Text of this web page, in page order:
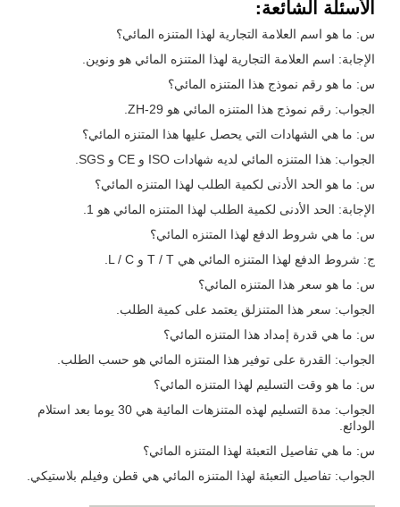
الأسئلة الشائعة:
س: ما هو اسم العلامة التجارية لهذا المتنزه المائي؟
الإجابة: اسم العلامة التجارية لهذا المتنزه المائي هو ونوين.
س: ما هو رقم نموذج هذا المتنزه المائي؟
الجواب: رقم نموذج هذا المتنزه المائي هو ZH-29.
س: ما هي الشهادات التي يحصل عليها هذا المتنزه المائي؟
الجواب: هذا المتنزه المائي لديه شهادات ISO و CE و SGS.
س: ما هو الحد الأدنى لكمية الطلب لهذا المتنزه المائي؟
الإجابة: الحد الأدنى لكمية الطلب لهذا المتنزه المائي هو 1.
س: ما هي شروط الدفع لهذا المتنزه المائي؟
ج: شروط الدفع لهذا المتنزه المائي هي T / T و L / C.
س: ما هو سعر هذا المتنزه المائي؟
الجواب: سعر هذا المتنزلق يعتمد على كمية الطلب.
س: ما هي قدرة إمداد هذا المتنزه المائي؟
الجواب: القدرة على توفير هذا المنتزه المائي هو حسب الطلب.
س: ما هو وقت التسليم لهذا المتنزه المائي؟
الجواب: مدة التسليم لهذه المتنزهات المائية هي 30 يوما بعد استلام
الودائع.
س: ما هي تفاصيل التعبئة لهذا المتنزه المائي؟
الجواب: تفاصيل التعبئة لهذا المتنزه المائي هي قطن وفيلم بلاستيكي.